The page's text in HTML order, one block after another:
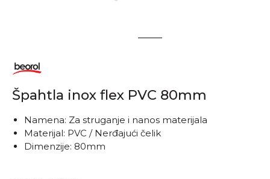
2
Špahtla inox flex PVC 80mm
Namena: Za struganje i nanos materijala
Materijal: PVC / Nerđajući čelik
Dimenzije: 80mm